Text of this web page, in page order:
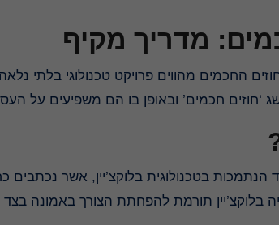
מדריך מקיף
חכמים’ ובאופן בו הם משפיעים על
בטכנולוגית בלוקצ’יין, אשר נכתבים
בלוקצ’יין תורמת להפחתת הצורך באמונה